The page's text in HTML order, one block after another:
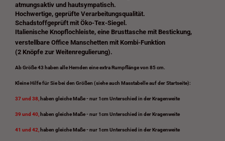
atmungsaktiv und hautsympatisch.
Hochwertige, geprüfte Verarbeitungsqualität.
Schadstoffgeprüft mit Öko-Tex-Siegel.
Italienische Knopflochleiste, eine Brusttasche mit Bestickung,
verstellbare Office Manschetten mit Kombi-Funktion
(2 Knöpfe zur Weitenregulierung).
Ab Größe 43 haben alle Hemden eine extra Rumpflänge von 85 cm.
Kleine Hilfe für Sie bei den Größen (siehe auch Masstabelle auf der Startseite):
37 und 38, haben gleiche Maße - nur 1cm Unterschied in der Kragenweite
39 und 40, haben gleiche Maße - nur 1cm Unterschied in der Kragenweite
41 und 42, haben gleiche Maße - nur 1cm Unterschied in der Kragenweite